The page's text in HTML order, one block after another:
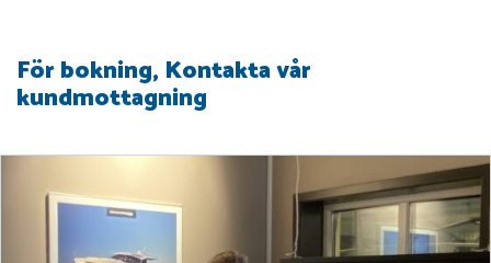
För bokning, Kontakta vår
kundmottagning